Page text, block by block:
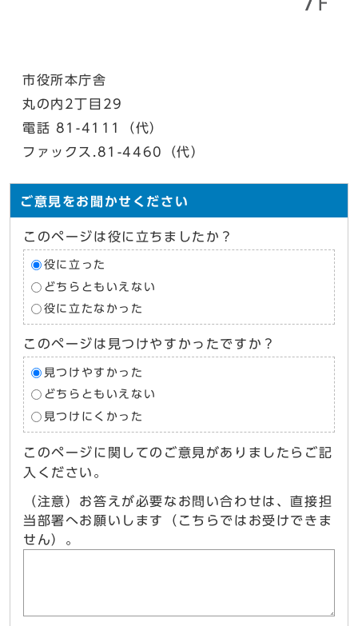
市役所本庁舎
丸の内2丁目29
電話 81-4111（代）
ファックス.81-4460（代）
ご意見をお聞かせください
このページは役に立ちましたか？
役に立った
どちらともいえない
役に立たなかった
このページは見つけやすかったですか？
見つけやすかった
どちらともいえない
見つけにくかった
このページに関してのご意見がありましたらご記
入ください。
（注意）お答えが必要なお問い合わせは、直接担
当部署へお願いします（こちらではお受けできま
せん）。